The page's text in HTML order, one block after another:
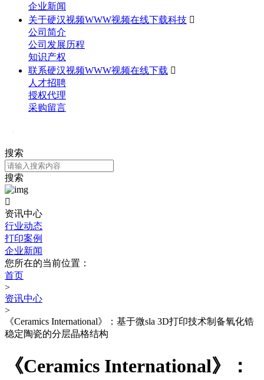
企业新闻
关于硬汉视频WWW视频在线下载科技 
公司简介
公司发展历程
知识产权
联系硬汉视频WWW视频在线下载 
人才招聘
授权代理
采购留言
搜索
搜索

资讯中心
行业动态
打印案例
企业新闻
您所在的当前位置：
首页
>
资讯中心
>
《Ceramics International》：基于微sla 3D打印技术制备氧化锆
稳定陶瓷的分层晶格结构
《Ceramics International》：